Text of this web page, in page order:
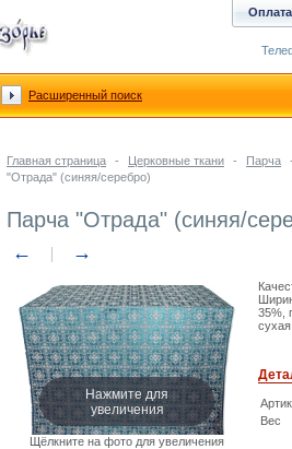
Главная страница - Церковные ткани - Парча
"Отрада" (синяя/серебро)
Парча "Отрада" (синяя/
← →
Нажмите для
увеличения
Щёлкните на фото для увеличения
35%,
Вес
Оплата
Расширенный поиск